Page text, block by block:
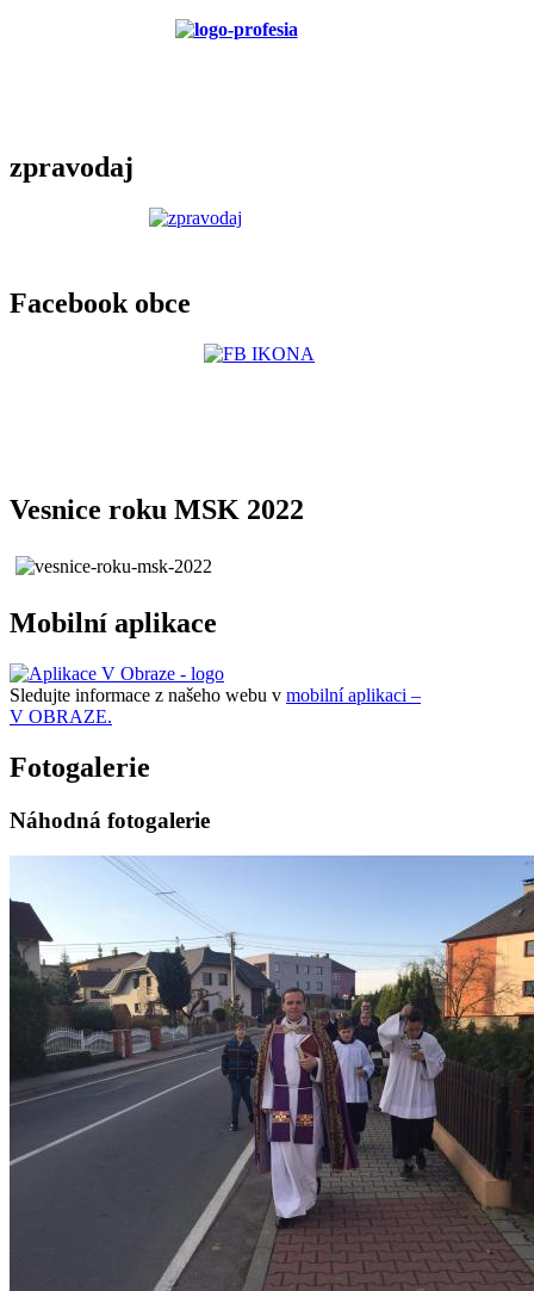
zpravodaj
Facebook obce
Vesnice roku MSK 2022
Mobilní aplikace
Sledujte informace z našeho webu v mobilní aplikaci –
V OBRAZE.
Fotogalerie
Náhodná fotogalerie